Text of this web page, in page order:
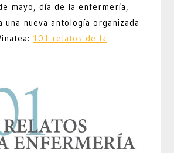
mayo, día de la enfermería,
una nueva antología organizada
101 relatos de la